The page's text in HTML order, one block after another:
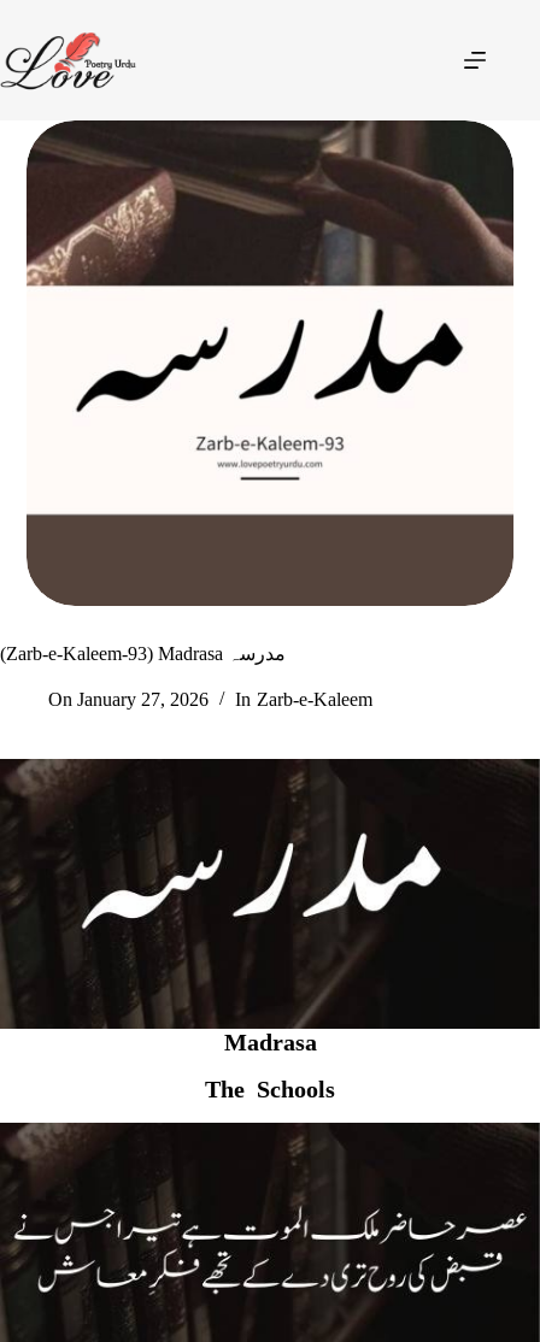
(Zarb-e-Kaleem-93) Madrasa مدرسہ
On January 27, 2026 In Zarb-e-Kaleem
Madrasa
The Schools